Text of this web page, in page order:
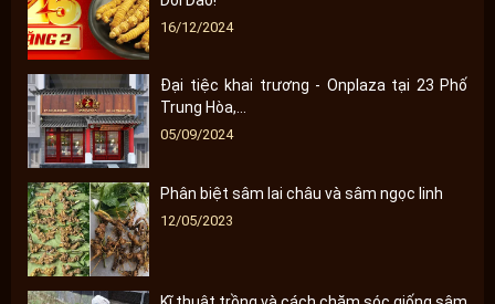
16/12/2024
Đại tiệc khai trương - Onplaza tại 23 Phố
Trung Hòa,...
05/09/2024
Phân biệt sâm lai châu và sâm ngọc linh
12/05/2023